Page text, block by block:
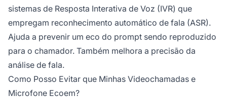
sistemas de Resposta Interativa de Voz (IVR) que
empregam reconhecimento automático de fala (ASR).
Ajuda a prevenir um eco do prompt sendo reproduzido
para o chamador. Também melhora a precisão da
análise de fala.
Como Posso Evitar que Minhas Videochamadas e
Microfone Ecoem?